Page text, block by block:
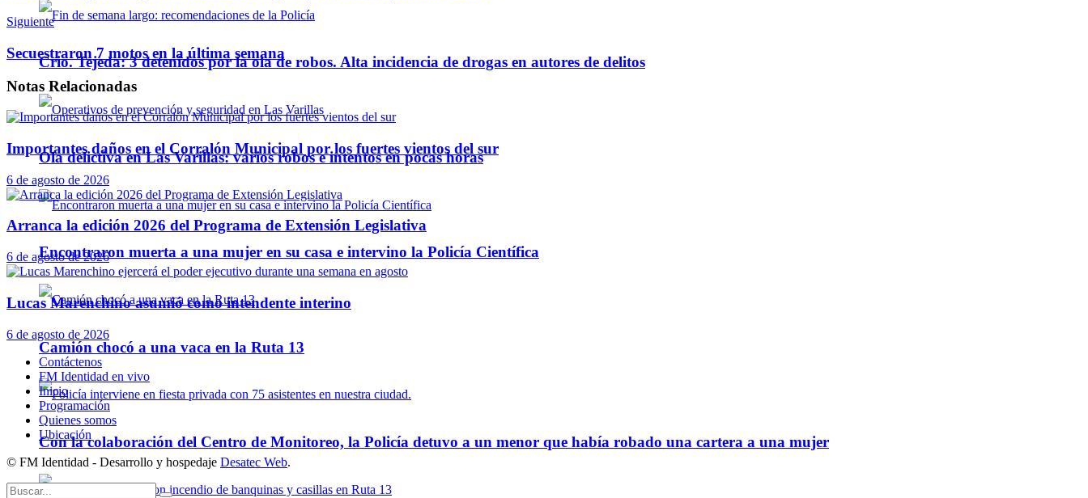
Crio. Tejeda: 3 detenidos por la ola de robos. Alta incidencia de drogas en autores de delitos
Ola delictiva en Las Varillas: varios robos e intentos en pocas horas
Encontraron muerta a una mujer en su casa e intervino la Policía Científica
Camión chocó a una vaca en la Ruta 13
Con la colaboración del Centro de Monitoreo, la Policía detuvo a un menor que había robado una cartera a una mujer
Siguiente
Secuestraron 7 motos en la última semana
Notas Relacionadas
Importantes daños en el Corralón Municipal por los fuertes vientos del sur
6 de agosto de 2026
Arranca la edición 2026 del Programa de Extensión Legislativa
6 de agosto de 2026
Lucas Marenchino asumió como intendente interino
6 de agosto de 2026
Contáctenos
FM Identidad en vivo
Inicio
Programación
Quienes somos
Ubicación
© FM Identidad - Desarrollo y hospedaje Desatec Web.